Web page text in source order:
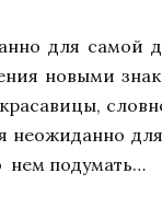
для самой
новыми
неожиданно
нем подумать…